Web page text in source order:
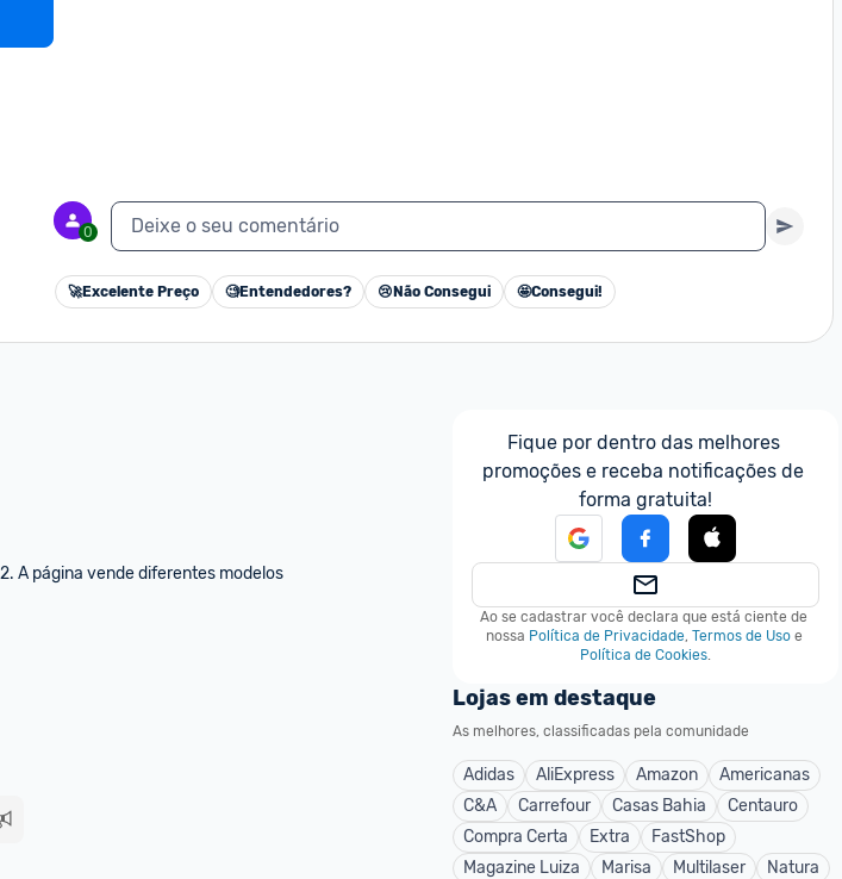
0 Deixe o seu comentário
🚀Excelente Preço 🧐Entendedores? 😢 Não Consegui 🤩Consegui!
A página vende diferentes modelos
Fique por dentro das melhores
promoções e receba notificações de
forma gratuita!
Ao se cadastrar você declara que está ciente de
nossa Política de Privacidade, Termos de Uso e
Política de Cookies.
Lojas em destaque
As melhores, classificadas pela comunidade
Adidas AliExpress Amazon
Americanas
C&A
Carrefour Casas Bahia
Centauro
Compra Certa
Extra
FastShop
Magazine Luiza
Marisa Multilaser
Natura